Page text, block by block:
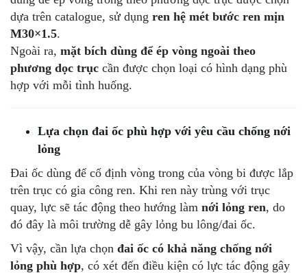
dựa trên catalogue, sử dụng ren hệ mét bước ren mịn
M30×1.5.
Ngoài ra, mặt bích dùng để ép vòng ngoài theo
phương dọc trục cần được chọn loại có hình dạng phù
hợp với mỗi tình huống.
Lựa chọn đai ốc phù hợp với yêu cầu chống nới
lỏng
Đai ốc dùng để cố định vòng trong của vòng bi được lắp
trên trục có gia công ren. Khi ren này trùng với trục
quay, lực sẽ tác động theo hướng làm nới lỏng ren, do
đó đây là môi trường dễ gây lỏng bu lông/đai ốc.
Vì vậy, cần lựa chọn đai ốc có khả năng chống nới
lỏng phù hợp, có xét đến điều kiện có lực tác động gây